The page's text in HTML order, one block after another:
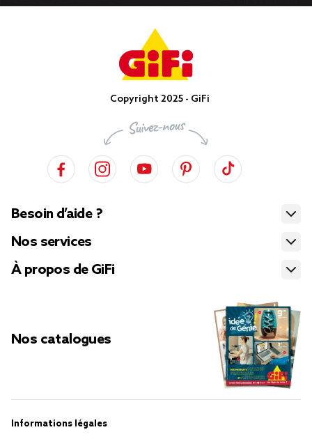
Copyright 2025 - GiFi
Besoin d’aide ?
Nos services
À propos de GiFi
Nos catalogues
Informations légales